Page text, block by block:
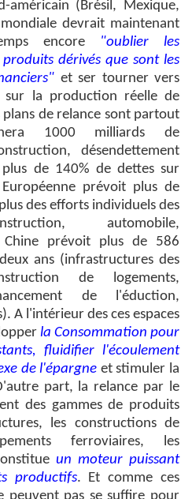
américain (Brésil, Mexique,
devrait maintenant
encore "oublier les
dérivés que sont les
et ser tourner vers
sur la production réelle de
plans de relance sont partout
1000 milliards de
désendettement
plus de 140% de dettes sur
prévoit plus de
des efforts individuels des
automobile,
prévoit plus de 586
ans (infrastructures des
de logements,
de l'éduction,
A l'intérieur des ces espaces
la Consommation pour
fluidifier l'écoulement
de l'épargne et stimuler la
part, la relance par le
des gammes de produits
les constructions de
ferroviaires, les
un moteur puissant
productifs. Et comme ces
peuvent pas se suffire pour